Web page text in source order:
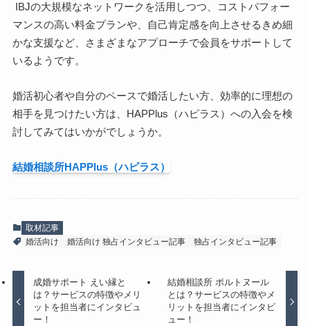
IBJの大規模なネットワークを活用しつつ、コストパフォー
マンスの高い料金プランや、自己肯定感を向上させるきめ細
かな支援など、さまざまなアプローチで会員をサポートして
いるようです。
婚活初心者や自分のペースで婚活したい方、効率的に理想の
相手を見つけたい方は、HAPPlus（ハピラス）への入会を検
討してみてはいかがでしょうか。
結婚相談所HAPPlus（ハピラス）
取材記事
婚活向け
婚活向け 独占インタビュー記事 独占インタビュー記事
成婚サポート えい縁と
は？サービスの特徴やメリ
ットを担当者にインタビュ
ー！
結婚相談所 ポルトヌール
とは？サービスの特徴やメ
リットを担当者にインタビ
ュー！